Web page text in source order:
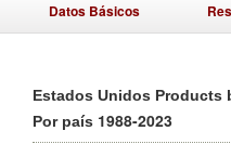
Datos Básicos
Estados Unidos Products
Por país 1988-2023